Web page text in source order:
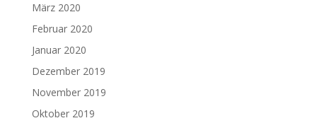
März 2020
Februar 2020
Januar 2020
Dezember 2019
November 2019
Oktober 2019